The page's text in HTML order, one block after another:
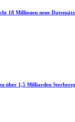
18 Millionen neue
über 1,5 Milliarden